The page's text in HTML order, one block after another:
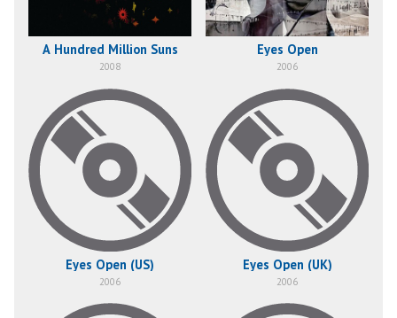
A Hundred Million Suns
2008
Eyes Open
2006
Eyes Open (US)
2006
Eyes Open (UK)
2006